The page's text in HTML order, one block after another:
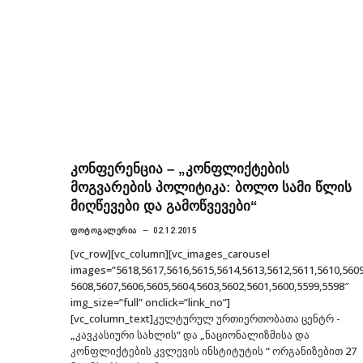
კონფერენცია – „კონფლიქტების
მოგვარების პოლიტიკა: ბოლო სამი წლის
მიღწევები და გამოწვევები“
ᲤᲝᲢᲝᲒᲐᲚᲔᲠᲘᲐ 02.12.2015
[vc_row][vc_column][vc_images_carousel
5608,5607,5606,5605,5604,5603,5602,5601,5600,5599,5598″
img_size=”full” onclick=”link_no”]
[vc_column_text]კულტურულ ურთიერთობათა ცენტრ -
„კავკასიური სახლის“ და „ნაციონალიზმისა და
კონფლიქტების კვლევის ინსტიტუტის “ ორგანიზებით 27